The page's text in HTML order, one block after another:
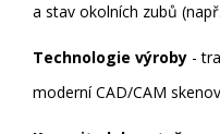
a stav okolních zubů
Technologie výroby -
moderní CAD/CAM